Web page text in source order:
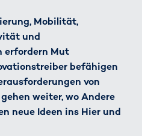
Mobilität,
und
erfordern Mut
befähigen
von
weiter, wo Andere
neue Ideen ins Hier und